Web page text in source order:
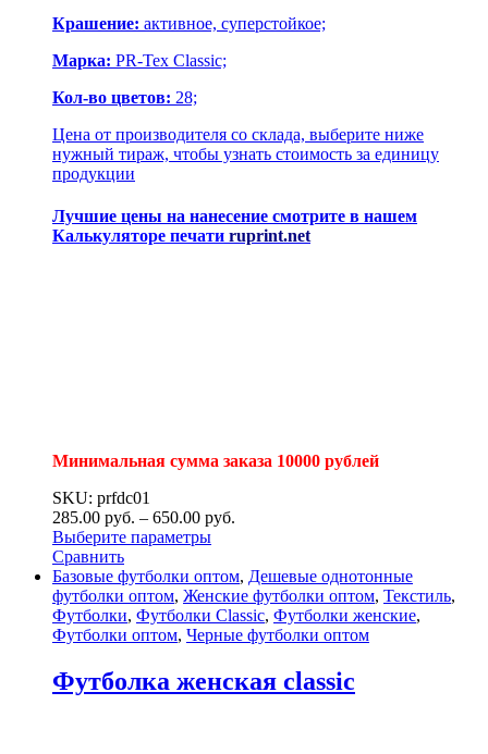
Крашение: активное, суперстойкое;
Марка: PR-Tex Classic;
Кол-во цветов: 28;
Цена от производителя со склада, выберите ниже
нужный тираж, чтобы узнать стоимость за единицу
продукции
Лучшие цены на нанесение смотрите в нашем
Калькуляторе печати ruprint.net
Минимальная сумма заказа 10000 рублей
SKU: prfdc01
285.00 руб. – 650.00 руб.
Выберите параметры
Сравнить
Базовые футболки оптом, Дешевые однотонные
футболки оптом, Женские футболки оптом, Текстиль,
Футболки, Футболки Classic, Футболки женские,
Футболки оптом, Черные футболки оптом
Футболка женская classic